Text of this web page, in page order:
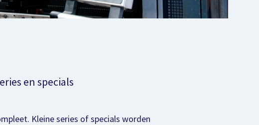
en specials
Kleine series of specials worden